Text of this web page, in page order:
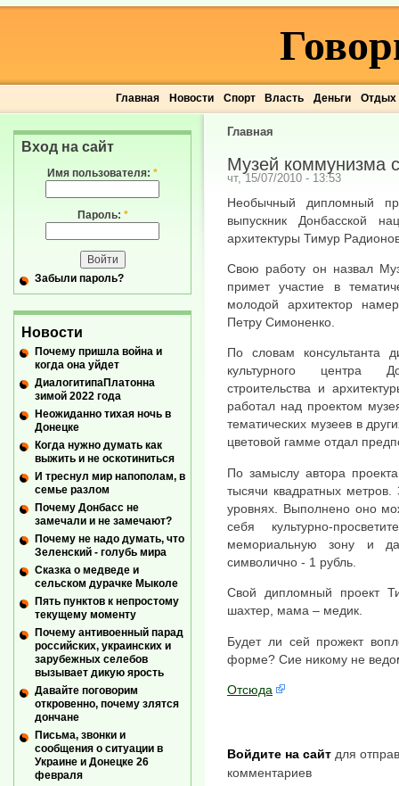
Главная Новости Спорт Власть Деньги Отдых
Главная
Музей коммунизма
чт, 15/07/2010 - 13:53
Необычный дипломный
выпускник Донбасской
архитектуры Тимур
Свою работу он назвал
примет участие в
молодой архитектор
Петру Симоненко.
По словам консультанта
культурного центра
строительства и
работал над проектом
тематических музеев в
цветовой гамме отдал
По замыслу автора
тысячи квадратных
уровнях. Выполнено оно
себя культурно-
мемориальную зону и
символично - 1 рубль.
Свой дипломный проект
шахтер, мама – медик.
Будет ли сей прожект
форме? Сие никому не
Отсюда
Войдите на сайт для
комментариев
Вход на сайт
Имя пользователя: *
Пароль: *
Забыли пароль?
Новости
Почему пришла война и
когда она уйдет
ДиалогитипаПлатонна
зимой 2022 года
Неожиданно тихая ночь в
Донецке
Когда нужно думать как
выжить и не оскотиниться
И треснул мир напополам, в
семье разлом
Почему Донбасс не
замечали и не замечают?
Почему не надо думать, что
Зеленский - голубь мира
Сказка о медведе и
сельском дурачке Мыколе
Пять пунктов к непростому
текущему моменту
Почему антивоенный парад
российских, украинских и
зарубежных селебов
вызывает дикую ярость
Давайте поговорим
откровенно, почему злятся
дончане
Письма, звонки и
сообщения о ситуации в
Украине и Донецке 26
февраля